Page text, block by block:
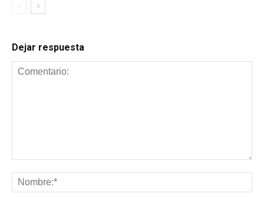
Dejar respuesta